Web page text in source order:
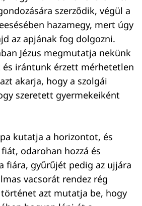
szerződik, végül a
hazamegy, mert úgy
az apjának fog dolgozni.
Jézus megmutatja nekünk
és irántunk érzett mérhetetlen
akarja, hogy a szolgái
szeretett gyermekeiként
kutatja a horizontot, és
odarohan hozzá és
fiára, gyűrűjét pedig az ujjára
vacsorát rendez rég
azt mutatja be, hogy